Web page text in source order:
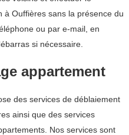
Ouffières sans la présence du
ou par e-mail, en
si nécessaire.
appartement
des services de déblaiement
ainsi que des services
Nos services sont